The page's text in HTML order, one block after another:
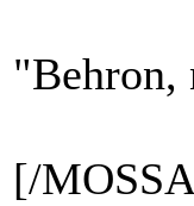
"Behron,
[/